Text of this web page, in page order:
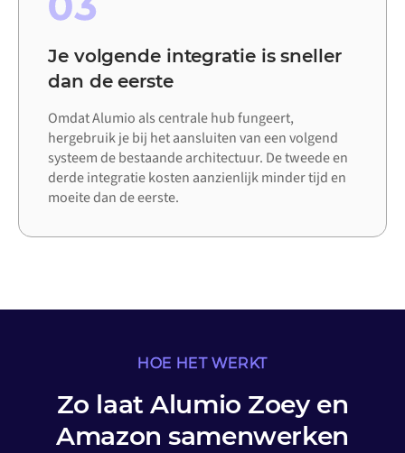
Je volgende integratie is sneller
dan de eerste
Omdat Alumio als centrale hub fungeert,
hergebruik je bij het aansluiten van een volgend
systeem de bestaande architectuur. De tweede en
derde integratie kosten aanzienlijk minder tijd en
moeite dan de eerste.
HOE HET WERKT
Zo laat Alumio Zoey en
Amazon samenwerken